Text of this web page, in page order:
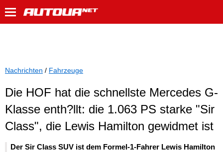
Nachrichten / Fahrzeuge
Die HOF hat die schnellste Mercedes G-
Klasse enth?llt: die 1.063 PS starke "Sir
Class", die Lewis Hamilton gewidmet ist
Der Sir Class SUV ist dem Formel-1-Fahrer Lewis Hamilton